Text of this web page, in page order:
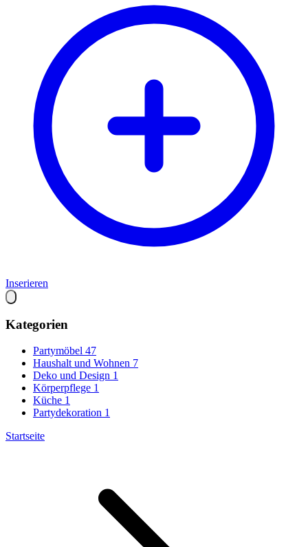
Inserieren
Kategorien
Partymöbel 47
Haushalt und Wohnen 7
Deko und Design 1
Körperpflege 1
Küche 1
Partydekoration 1
Startseite